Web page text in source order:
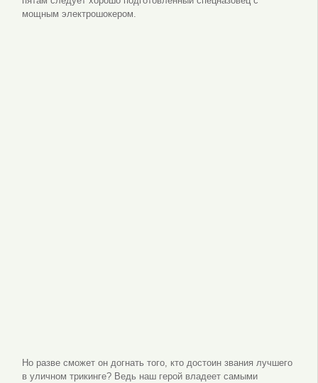
мощным электрошокером.
Но разве сможет он догнать того, кто достоин звания лучшего
в уличном трикинге? Ведь наш герой владеет самыми